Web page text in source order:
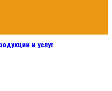
и услуг